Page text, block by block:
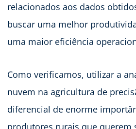
relacionados aos dados
buscar uma melhor
uma maior eficiência
Como verificamos, utilizar a
nuvem na agricultura de
diferencial de enorme
produtores rurais que querem